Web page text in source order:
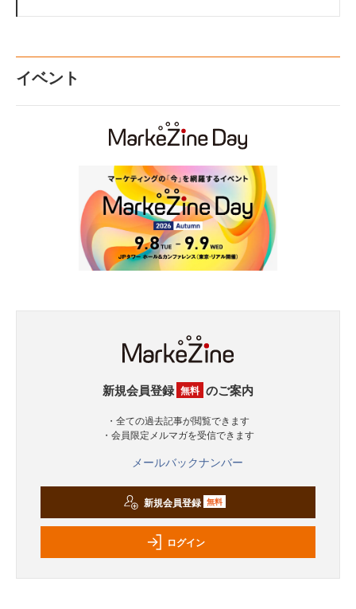
イベント
新規会員登録 無料 のご案内
・全ての過去記事が閲覧できます
・会員限定メルマガを受信できます
メールバックナンバー
新規会員登録 無料
ログイン